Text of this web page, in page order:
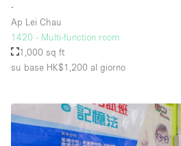
∙
Ap Lei Chau
1420 - Multi-function room
1,000 sq ft
su base HK$1,200 al giorno